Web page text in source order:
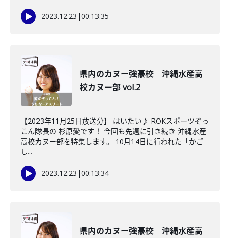
2023.12.23 |00:13:35
県内のカヌー強豪校 沖縄水産高
校カヌー部 vol.2
【2023年11月25日放送分】 はいたい♪ ROKスポーツぞっ
こん隊長の 杉原愛です！ 今回も先週に引き続き 沖縄水産
高校カヌー部を特集します。 10月14日に行われた「かご
し...
2023.12.23 |00:13:34
県内のカヌー強豪校 沖縄水産高